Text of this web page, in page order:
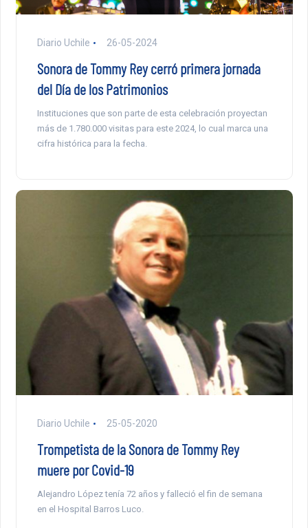
Diario Uchile 26-05-2024
Sonora de Tommy Rey cerró primera jornada
del Día de los Patrimonios
Instituciones que son parte de esta celebración proyectan
más de 1.780.000 visitas para este 2024, lo cual marca una
cifra histórica para la fecha.
Diario Uchile 25-05-2020
Trompetista de la Sonora de Tommy Rey
muere por Covid-19
Alejandro López tenía 72 años y falleció el fin de semana
en el Hospital Barros Luco.